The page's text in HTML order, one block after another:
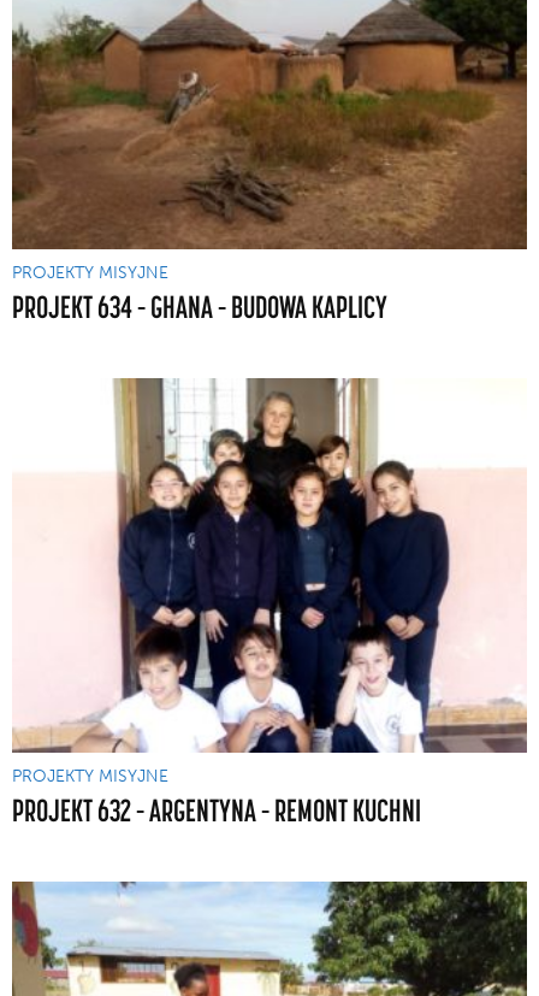
PROJEKTY MISYJNE
PROJEKT 634 – GHANA – BUDOWA KAPLICY
PROJEKTY MISYJNE
PROJEKT 632 – ARGENTYNA – REMONT KUCHNI